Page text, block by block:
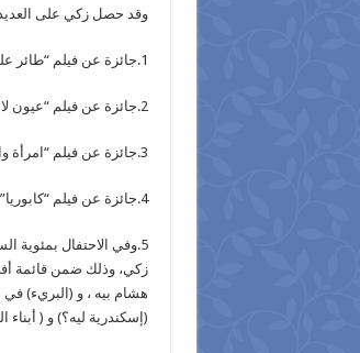
وقد حصل زكي على العديد
1.جائزة عن فيلم “طائر علي الطريق” في مهرجان القاهرة عن دور فارس 1981
2.جائزة عن فيلم “عيون لا تنام” من جمعية الفيلم عن دور اسماعيل 1982
3.جائزة عن فيلم “امرأة واحدة لا تكفي” من مهرجان الإسكندرية عام 1989.
4.جائزة عن فيلم “كابوريا” من مهرجان القاهرة السينمائي عام 1990.
زكي، وذلك ضمن قائمة
هشام بيه ، و (البريء) في
(إسكندرية ليه؟) و (